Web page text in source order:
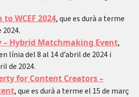
WCEF 2024, que es durà a terme
2024.
– Hybrid Matchmaking Event,
línia del 8 al 14 d’abril de 2024 i
de 2024.
for Content Creators –
, que es durà a terme el 15 de març